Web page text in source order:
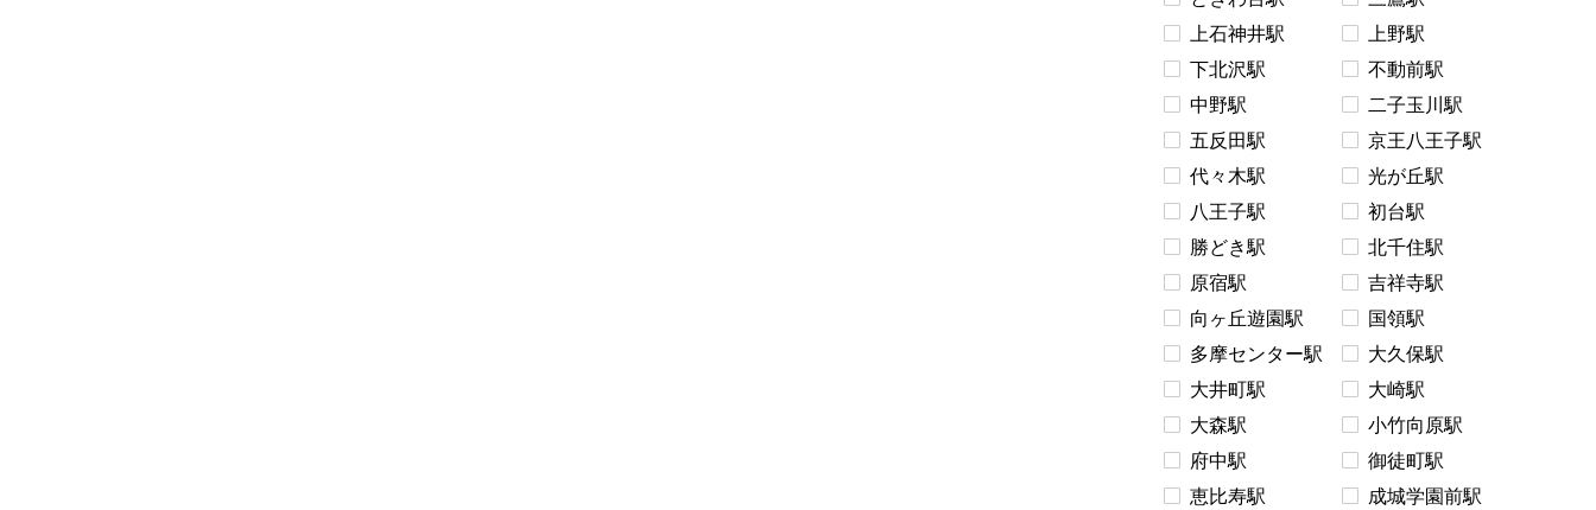
上石神井駅
上野駅
下北沢駅
不動前駅
中野駅
二子玉川駅
五反田駅
京王八王子駅
代々木駅
光が丘駅
八王子駅
初台駅
勝どき駅
北千住駅
原宿駅
吉祥寺駅
向ヶ丘遊園駅
国領駅
多摩センター駅
大久保駅
大井町駅
大崎駅
大森駅
小竹向原駅
府中駅
御徒町駅
恵比寿駅
成城学園前駅